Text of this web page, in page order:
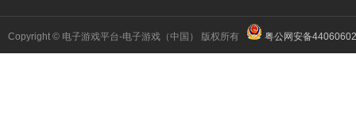
Copyright © 电子游戏平台-电子游戏（中国） 版权所有 粤公网安备